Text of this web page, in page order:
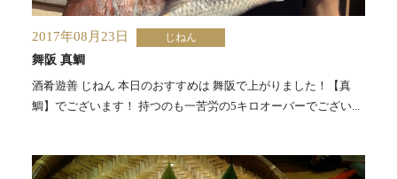
2017年08月23日 じねん
舞阪 真鯛
酒肴遊善 じねん 本日のおすすめは 舞阪で上がりました！【真
鯛】でございます！ 持つのも一苦労の5キロオーバーでござい...